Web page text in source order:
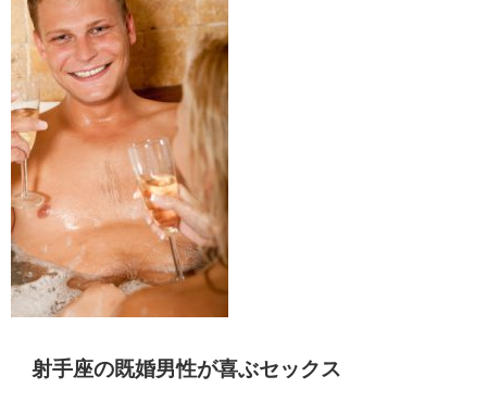
射手座の既婚男性が喜ぶセックス